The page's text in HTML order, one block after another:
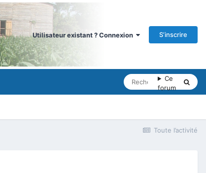
Utilisateur existant ? Connexion S’inscrire
Ce
forum
Toute l’activité